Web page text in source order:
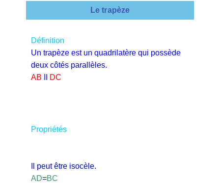
Le trapèze
Définition
Un trapèze est un quadrilatère qui possède
deux côtés parallèles.
AB
DC
Propriétés
Il peut être isocèle.
AD=BC